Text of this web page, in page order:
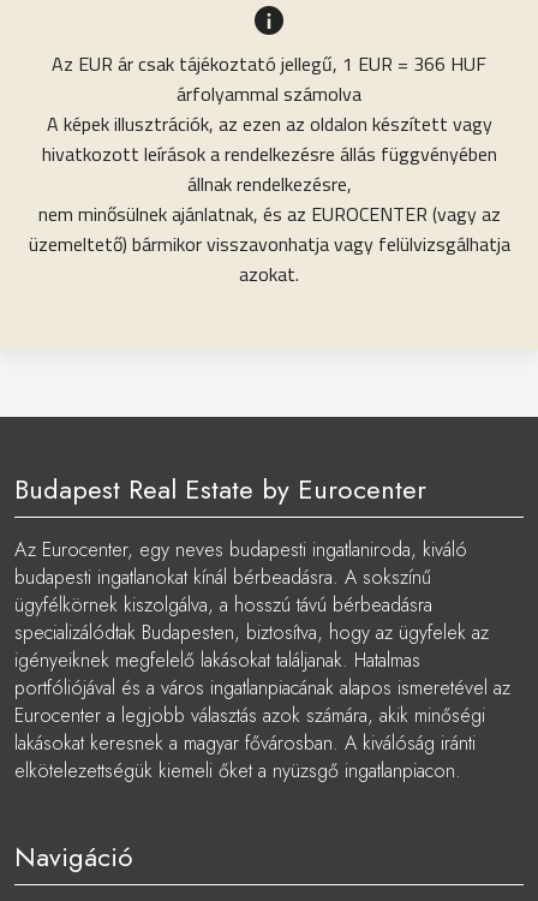
Az EUR ár csak tájékoztató jellegű, 1 EUR = 366 HUF
árfolyammal számolva
A képek illusztrációk, az ezen az oldalon készített vagy
hivatkozott leírások a rendelkezésre állás függvényében
állnak rendelkezésre,
nem minősülnek ajánlatnak, és az EUROCENTER (vagy az
üzemeltető) bármikor visszavonhatja vagy felülvizsgálhatja
azokat.
Budapest Real Estate by Eurocenter
Az Eurocenter, egy neves budapesti ingatlaniroda, kiváló
budapesti ingatlanokat kínál bérbeadásra. A sokszínű
ügyfélkörnek kiszolgálva, a hosszú távú bérbeadásra
specializálódtak Budapesten, biztosítva, hogy az ügyfelek az
igényeiknek megfelelő lakásokat találjanak. Hatalmas
portfóliójával és a város ingatlanpiacának alapos ismeretével az
Eurocenter a legjobb választás azok számára, akik minőségi
lakásokat keresnek a magyar fővárosban. A kiválóság iránti
elkötelezettségük kiemeli őket a nyüzsgő ingatlanpiacon.
Navigáció